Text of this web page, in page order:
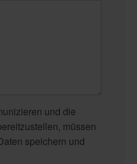
und die
müssen
speichern und